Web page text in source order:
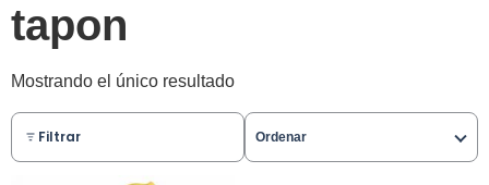
tapon
Mostrando el único resultado
Filtrar Ordenar